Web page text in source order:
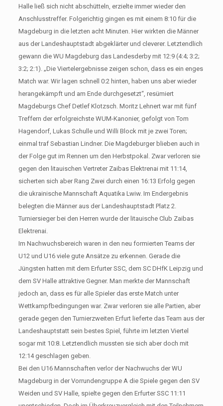
Halle ließ sich nicht abschütteln, erzielte immer wieder den
Anschlusstreffer. Folgerichtig gingen es mit einem 8:10 für die
Magdeburg in die letzten acht Minuten. Hier wirkten die Männer
aus der Landeshauptstadt abgeklärter und cleverer. Letztendlich
gewann die WU Magdeburg das Landesderby mit 12:9 (4:4; 3:2;
3:2; 2:1). „Die Viertelergebnisse zeigen schon, dass es ein enges
Match war. Wir lagen schnell 0:2 hinten, haben uns aber wieder
herangekämpft und am Ende durchgesetzt“, resümiert
Magdeburgs Chef Detlef Klotzsch. Moritz Lehnert war mit fünf
Treffern der erfolgreichste WUM-Kanonier, gefolgt von Tom
Hagendorf, Lukas Schulle und Willi Block mit je zwei Toren;
einmal traf Sebastian Lindner. Die Magdeburger blieben auch in
der Folge gut im Rennen um den Herbstpokal. Zwar verloren sie
gegen den litauischen Vertreter Zaibas Elektrenai mit 11:14,
sicherten sich aber Rang Zwei durch einen 16:13 Erfolg gegen
die ukrainische Mannschaft Aquatika Lwiw. Im Endergebnis
belegten die Männer aus der Landeshauptstadt Platz 2.
Turniersieger bei den Herren wurde der litauische Club Zaibas
Elektrenai.
Im Nachwuchsbereich waren in den neu formierten Teams der
U12 und U16 viele gute Ansätze zu erkennen. Gerade die
Jüngsten hatten mit dem Erfurter SSC, dem SC DHfK Leipzig und
dem SV Halle attraktive Gegner. Man merkte der Mannschaft
jedoch an, dass es für alle Spieler das erste Match unter
Wettkampfbedingungen war. Zwar verloren sie alle Partien, aber
gerade gegen den Turnierzweiten Erfurt lieferte das Team aus der
Landeshauptstatt sein bestes Spiel, führte im letzten Viertel
sogar mit 10:8. Letztendlich mussten sie sich aber doch mit
12:14 geschlagen geben.
Bei den U16 Mannschaften verlor der Nachwuchs der WU
Magdeburg in der Vorrundengruppe A die Spiele gegen den SV
Weiden und SV Halle, spielte gegen den Erfurter SSC 11:11